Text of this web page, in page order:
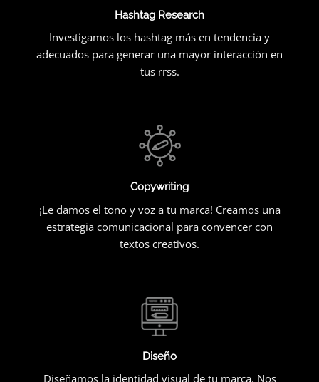
Hashtag Research
Investigamos los hashtag más en tendencia y
adecuados para generar una mayor interacción en
tus rrss.
Copywriting
¡Le damos el tono y voz a tu marca! Creamos una
estrategia comunicacional para convencer con
textos creativos.
Diseño
Diseñamos la identidad visual de tu marca. Nos